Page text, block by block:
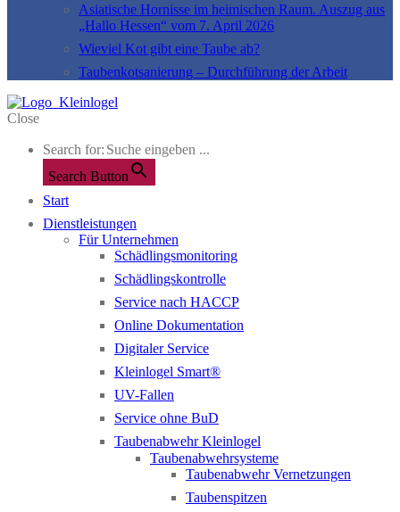
Asiatische Hornisse im heimischen Raum. Auszug aus
„Hallo Hessen“ vom 7. April 2026
Wieviel Kot gibt eine Taube ab?
Taubenkotsanierung – Durchführung der Arbeit
Close
Search for:
Search Button
Start
Dienstleistungen
Für Unternehmen
Schädlingsmonitoring
Schädlingskontrolle
Service nach HACCP
Online Dokumentation
Digitaler Service
Kleinlogel Smart®
UV-Fallen
Service ohne BuD
Taubenabwehr Kleinlogel
Taubenabwehrsysteme
Taubenabwehr Vernetzungen
Taubenspitzen